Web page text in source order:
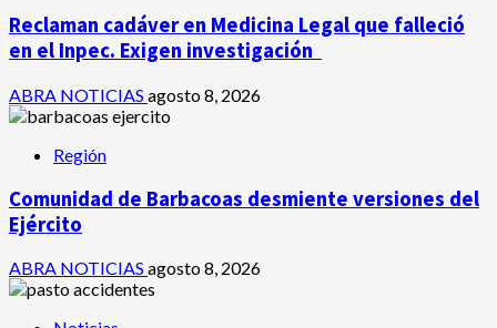
Reclaman cadáver en Medicina Legal que falleció
en el Inpec. Exigen investigación
ABRA NOTICIAS agosto 8, 2026
Región
Comunidad de Barbacoas desmiente versiones del
Ejército
ABRA NOTICIAS agosto 8, 2026